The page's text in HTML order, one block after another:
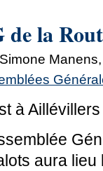
de la
à Aillévillers
aura lieu